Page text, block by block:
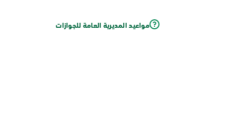
مواعيد المديرية العامة للجوازات